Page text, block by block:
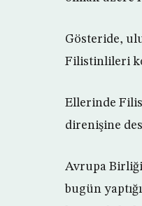
Gösteride,
Filistinlileri
Ellerinde
direnişine
Avrupa
bugün